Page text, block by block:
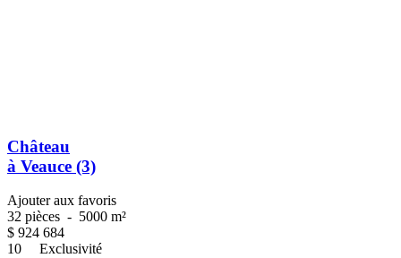
Château
à Veauce (3)
Ajouter aux favoris
32 pièces - 5000 m²
$ 924 684
10
Exclusivité